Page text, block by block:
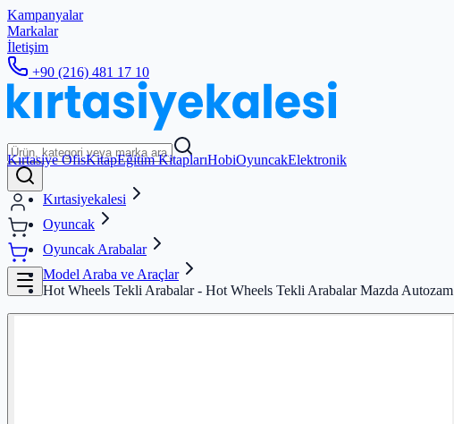
Kampanyalar
Markalar
İletişim
+90 (216) 481 17 10
Kırtasiye OfisKitapEğitim KitaplarıHobiOyuncakElektronik
Kırtasiyekalesi
Oyuncak
Oyuncak Arabalar
Model Araba ve Araçlar
Hot Wheels Tekli Arabalar - Hot Wheels Tekli Arabalar Mazda Autozam